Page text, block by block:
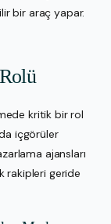
bir araç yapar.
kritik bir rol
içgörüler
ajansları
rakipleri geride